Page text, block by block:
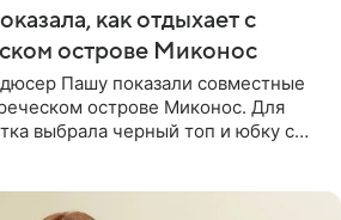
как отдыхает с
острове Миконос
Пашу показали совместные
острове Миконос. Для
выбрала черный топ и юбку с